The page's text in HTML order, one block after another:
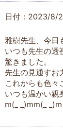
日付：2023/8/
雅樹先生、今日
いつも先生の透
驚きました。
先生の見通すお
これからも色々
いつも温かい親
m(_ _)mm(_ _)m